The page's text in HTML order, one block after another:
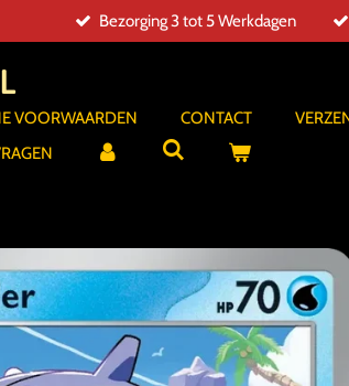
Bezorging 3 tot 5 Werkdagen
VOORWAARDEN CONTACT